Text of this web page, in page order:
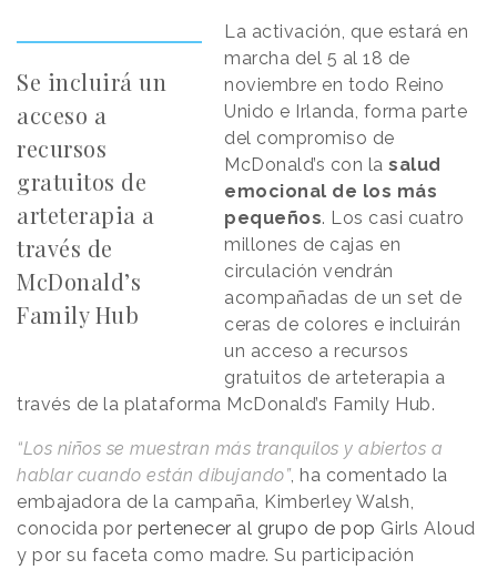
Se incluirá un
acceso a
recursos
gratuitos de
arteterapia a
través de
McDonald’s
Family Hub
La activación, que estará en
marcha del 5 al 18 de
noviembre en todo Reino
Unido e Irlanda, forma parte
del compromiso de
McDonald’s con lasalud
emocional de los más
pequeños. Los casi cuatro
millones de cajas en
circulación vendrán
acompañadas de un set de
ceras de colores e incluirán
un acceso a recursos
gratuitos de arteterapia a
través de la plataforma McDonald’s Family Hub.
“Los niños se muestran más tranquilos y abiertos a
hablar cuando están dibujando”, ha comentado la
embajadora de la campaña, Kimberley Walsh,
conocida por pertenecer al grupo de pop Girls Aloud
y por su faceta como madre. Su participación